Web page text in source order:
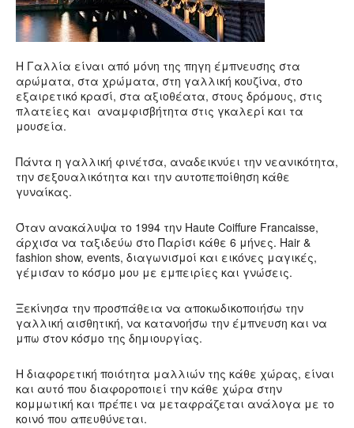
Η Γαλλία είναι από μόνη της πηγη έμπνευσης στα
αρώματα, στα χρώματα, στη γαλλική κουζίνα, στο
εξαιρετικό κρασί, στα αξιοθέατα, στους δρόμους, στις
πλατείες και αναμφισβήτητα στις γκαλερί και τα
μουσεία.
Πάντα η γαλλική φινέτσα, αναδεικνύει την νεανικότητα,
την σεξουαλικότητα και την αυτοπεποίθηση κάθε
γυναίκας.
Όταν ανακάλυψα το 1994 την Haute Coiffure Francaisse,
άρχισα να ταξιδεύω στο Παρίσι κάθε 6 μήνες. Ηair &
fashion show, events, διαγωνισμοί και εικόνες μαγικές,
γέμισαν το κόσμο μου με εμπειρίες και γνώσεις.
Ξεκίνησα την προσπάθεια να αποκωδικοποιήσω την
γαλλική αισθητική, να κατανοήσω την έμπνευση και να
μπω στον κόσμο της δημιουργίας.
Η διαφορετική ποιότητα μαλλιών της κάθε χώρας, είναι
και αυτό που διαφοροποιεί την κάθε χώρα στην
κομμωτική και πρέπει να μεταφράζεται ανάλογα με το
κοινό που απευθύνεται.